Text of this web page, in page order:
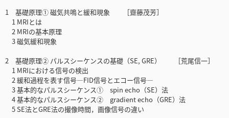
1 基礎原理① 磁気共鳴と緩和現象 ［齋藤茂芳］
1 MRIとは
2 MRIの基本原理
3 磁気緩和現象
2 基礎原理② パルスシーケンスの基礎（SE, GRE） ［荒尾信一］
1 MRIにおける信号の検出
2 緩和過程を表す信号―FID信号とエコー信号―
3 基本的なパルスシーケンス① spin echo（SE）法
4 基本的なパルスシーケンス② gradient echo（GRE）法
5 SE法とGRE法の撮像時間，画像信号の違い